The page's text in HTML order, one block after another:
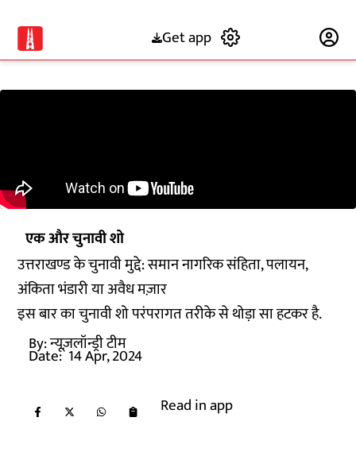
Get app
एक और चुनावी शो
उत्तराखण्ड के चुनावी मुद्दे: समान नागरिक संहिता, पलायन,
अंकिता भंडारी या अवैध मज़ार
इस बार का चुनावी शो परंपरागत तरीके से थोड़ा सा हटकर है.
By:न्यूज़लॉन्ड्री टीम
Date: 14 Apr, 2024
Read in app